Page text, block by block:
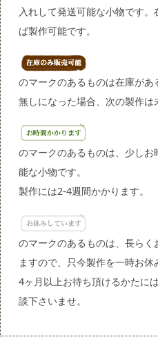
入れして発送可能な小物です
ば製作可能です。
のマークのあるものは在庫が
無しになった場合、次の製作は
のマークのあるものは、少し
能な小物です。
製作には2-4週間かかります。
のマークのあるものは、長ら
ますので、只今製作を一時お休
4ヶ月以上お待ち頂けるかたに
談下さいませ。